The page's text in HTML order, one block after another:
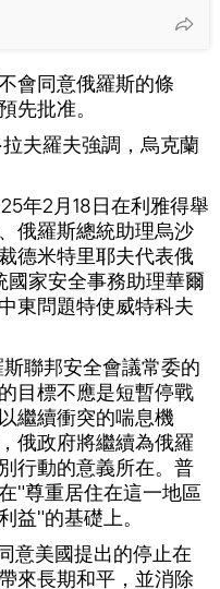
會同意俄羅斯的條
先批准。
夫羅夫強調，烏克蘭
年2月18日在利雅得舉
俄羅斯總統助理烏沙
德米特里耶夫代表俄
國家安全事務助理華爾
東問題特使威特科夫
聯邦安全會議常委的
目標不應是短暫停戰
繼續衝突的喘息機
俄政府將繼續為俄羅
行動的意義所在。普
"尊重居住在這一地區
益"的基礎上。
意美國提出的停止在
來長期和平，並消除